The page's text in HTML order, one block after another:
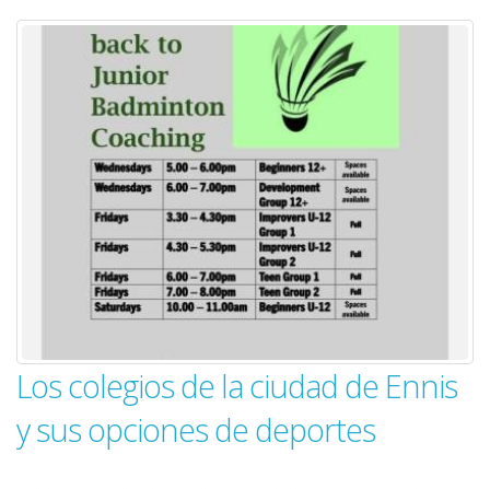
Los colegios de la ciudad de Ennis
y sus opciones de deportes